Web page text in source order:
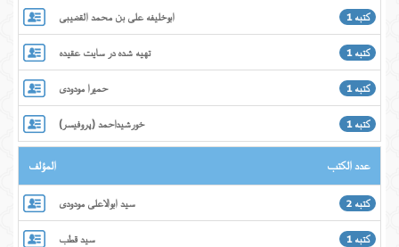
ابوخلیفه علی بن محمد القضیبی كتبه 1
تهیه شده در سایت عقیده كتبه 1
حمیرا مودودی كتبه 1
خورشیداحمد (پروفیسر) كتبه 1
المؤلف عدد الكتب
سید ابوالاعلی مودودی كتبه 2
سید قطب كتبه 1